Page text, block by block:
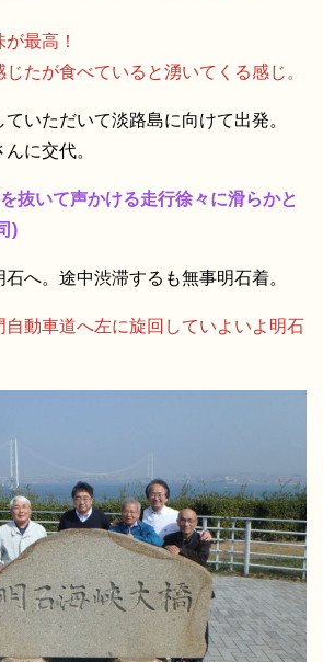
最高！
たが食べていると湧いてくる感じ。
いただいて淡路島に向けて出発。
に交代。
抜いて声かける走行徐々に滑らかと
)
へ。途中渋滞するも無事明石着。
自動車道へ左に旋回していよいよ明石